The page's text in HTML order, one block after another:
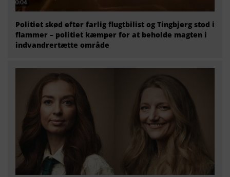
Politiet skød efter farlig flugtbilist og Tingbjerg stod i
flammer – politiet kæmper for at beholde magten i
indvandrertætte område